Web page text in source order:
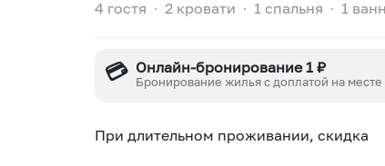
4 гостя ∙ 2 кровати ∙ 1 спальня ∙ 1
💳 Онлайн-бронирование 1 ₽
Бронирование жилья с доплатой на месте
При длительном прoживании, cкидка